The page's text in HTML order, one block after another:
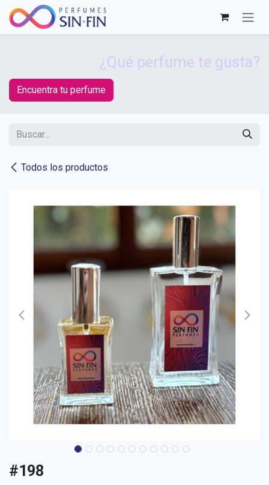
Ir al contenido
¿Qué perfume te gusta?
Encuentra tu perfume
Todos los productos
#198